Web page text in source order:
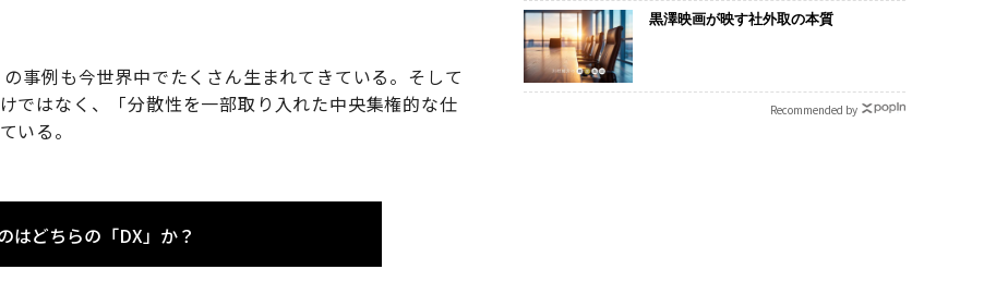
事例も今世界中でたくさん生まれてきている。そして
ではなく、「分散性を一部取り入れた中央集権的な仕
いる。
はどちらの「DX」か？
黒澤映画が映す社外取の本質
Recommended by